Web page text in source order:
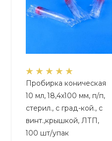
Пробирка коническая
10 мл, 18,4х100 мм, п/п,
стерил., с град-кой., с
винт.,крышкой, ЛТП,
100 шт/упак